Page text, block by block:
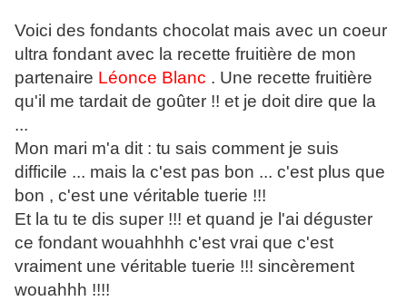
Voici des fondants chocolat mais avec un coeur
ultra fondant avec la recette fruitière de mon
partenaire Léonce Blanc . Une recette fruitière
qu'il me tardait de goûter !! et je doit dire que la
...
Mon mari m'a dit : tu sais comment je suis
difficile ... mais la c'est pas bon ... c'est plus que
bon , c'est une véritable tuerie !!!
Et la tu te dis super !!! et quand je l'ai déguster
ce fondant wouahhhh c'est vrai que c'est
vraiment une véritable tuerie !!! sincèrement
wouahhh !!!!